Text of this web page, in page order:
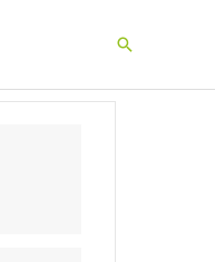
Search